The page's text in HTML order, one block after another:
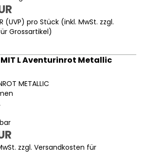
(UVP) pro Stück (inkl. MwSt. zzgl.
Grossartikel)
L Aventurinrot Metallic
METALLIC
zzgl. Versandkosten für